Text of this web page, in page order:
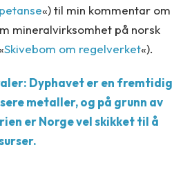
«) til min kommentar om
mineralvirksomhet på norsk
Skivebom om regelverket«).
Dyphavet er en fremtidig
metaller, og på grunn av
er Norge vel skikket til å